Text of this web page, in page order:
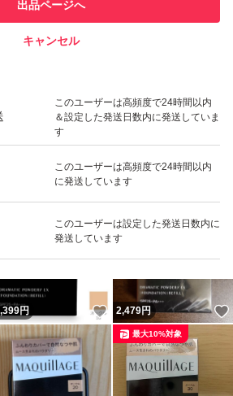
での取引実績があります
このユーザーは高頻度で24時間以内
＆設定した発送日数内に発送していま
す
このユーザーは高頻度で24時間以内
に発送しています
このユーザーは設定した発送日数内に
発送しています
出品ページへ
キャンセル
いいね！
2,490
ね！
円 いいね！
2,479円
最大10%対象